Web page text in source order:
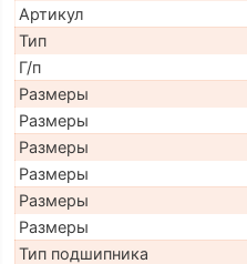
Артикул
Тип
Г/п
Размеры
Размеры
Размеры
Размеры
Размеры
Размеры
Тип подшипника